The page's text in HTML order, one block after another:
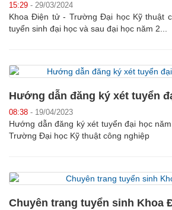
15:29 - 29/03/2024
Khoa Điện tử - Trường Đại học Kỹ thuật
tuyển sinh đại học và sau đại học năm 2...
Hướng dẫn đăng ký xét tuyển
08:38 - 19/04/2023
Hướng dẫn đăng ký xét tuyển đại học
Trường Đại học Kỹ thuật công nghiệp
Chuyên trang tuyển sinh Khoa